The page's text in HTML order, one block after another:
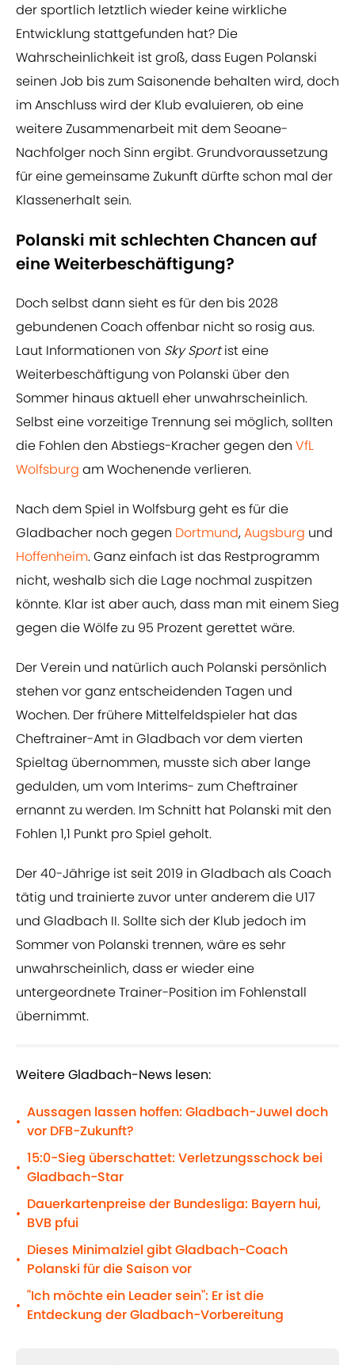
der sportlich letztlich wieder keine wirkliche
Entwicklung stattgefunden hat? Die
Wahrscheinlichkeit ist groß, dass Eugen Polanski
seinen Job bis zum Saisonende behalten wird, doch
im Anschluss wird der Klub evaluieren, ob eine
weitere Zusammenarbeit mit dem Seoane-
Nachfolger noch Sinn ergibt. Grundvoraussetzung
für eine gemeinsame Zukunft dürfte schon mal der
Klassenerhalt sein.
Polanski mit schlechten Chancen auf
eine Weiterbeschäftigung?
Doch selbst dann sieht es für den bis 2028
gebundenen Coach offenbar nicht so rosig aus.
Laut Informationen von Sky Sportist eine
Weiterbeschäftigung von Polanski über den
Sommer hinaus aktuell eher unwahrscheinlich.
Selbst eine vorzeitige Trennung sei möglich, sollten
die Fohlen den Abstiegs-Kracher gegen den VfL
Wolfsburg am Wochenende verlieren.
Nach dem Spiel in Wolfsburg geht es für die
Gladbacher noch gegen Dortmund,Augsburg und
Hoffenheim. Ganz einfach ist das Restprogramm
nicht, weshalb sich die Lage nochmal zuspitzen
könnte. Klar ist aber auch, dass man mit einem Sieg
gegen die Wölfe zu 95 Prozent gerettet wäre.
Der Verein und natürlich auch Polanski persönlich
stehen vor ganz entscheidenden Tagen und
Wochen. Der frühere Mittelfeldspieler hat das
Cheftrainer-Amt in Gladbach vor dem vierten
Spieltag übernommen, musste sich aber lange
gedulden, um vom Interims- zum Cheftrainer
ernannt zu werden. Im Schnitt hat Polanski mit den
Fohlen 1,1 Punkt pro Spiel geholt.
Der 40-Jährige ist seit 2019 in Gladbach als Coach
tätig und trainierte zuvor unter anderem die U17
und Gladbach II. Sollte sich der Klub jedoch im
Sommer von Polanski trennen, wäre es sehr
unwahrscheinlich, dass er wieder eine
untergeordnete Trainer-Position im Fohlenstall
übernimmt.
Weitere Gladbach-News lesen:
•
Aussagen lassen hoffen: Gladbach-Juwel doch
vor DFB-Zukunft?
•
15:0-Sieg überschattet: Verletzungsschock bei
Gladbach-Star
•
Dauerkartenpreise der Bundesliga: Bayern hui,
BVB pfui
•
Dieses Minimalziel gibt Gladbach-Coach
Polanski für die Saison vor
•
"Ich möchte ein Leader sein": Er ist die
Entdeckung der Gladbach-Vorbereitung